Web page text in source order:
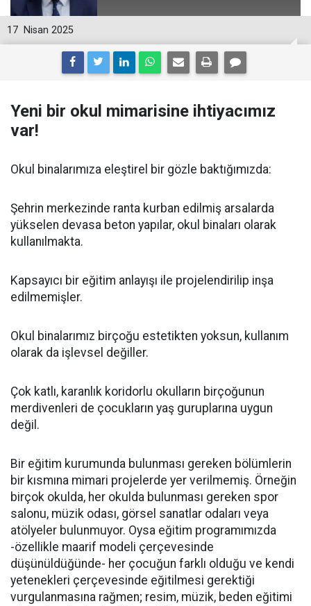
17 Nisan 2025
Yeni bir okul mimarisine ihtiyacımız
var!
Okul binalarımıza eleştirel bir gözle baktığımızda:
Şehrin merkezinde ranta kurban edilmiş arsalarda
yükselen devasa beton yapılar, okul binaları olarak
kullanılmakta.
Kapsayıcı bir eğitim anlayışı ile projelendirilip inşa
edilmemişler.
Okul binalarımız birçoğu estetikten yoksun, kullanım
olarak da işlevsel değiller.
Çok katlı, karanlık koridorlu okulların birçoğunun
merdivenleri de çocukların yaş guruplarına uygun
değil.
Bir eğitim kurumunda bulunması gereken bölümlerin
bir kısmına mimari projelerde yer verilmemiş. Örneğin
birçok okulda, her okulda bulunması gereken spor
salonu, müzik odası, görsel sanatlar odaları veya
atölyeler bulunmuyor. Oysa eğitim programımızda
-özellikle maarif modeli çerçevesinde
düşünüldüğünde- her çocuğun farklı olduğu ve kendi
yetenekleri çerçevesinde eğitilmesi gerektiği
vurgulanmasına rağmen; resim, müzik, beden eğitimi